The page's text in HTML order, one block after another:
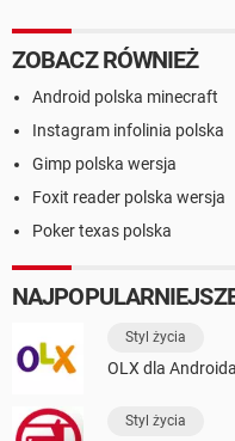
ZOBACZ RÓWNIEŻ
Android polska minecraft
Instagram infolinia polska
Gimp polska wersja
Foxit reader polska wersja
Poker texas polska
Styl życia
OLX dla Androida
Styl życia